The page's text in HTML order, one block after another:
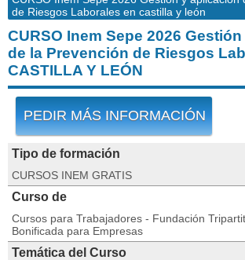
de Riesgos Laborales en castilla y león
CURSO Inem Sepe 2026
de la Prevención de Riesgos
CASTILLA Y LEÓN
PEDIR MÁS INFORMACIÓN
Tipo de formación
CURSOS INEM GRATIS
Curso de
Cursos para Trabajadores - Fundación
Bonificada para Empresas
Temática del Curso